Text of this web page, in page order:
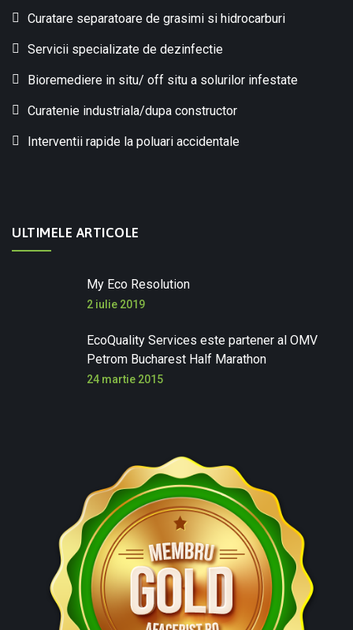
Curatare separatoare de grasimi si hidrocarburi
Servicii specializate de dezinfectie
Bioremediere in situ/ off situ a solurilor infestate
Curatenie industriala/dupa constructor
Interventii rapide la poluari accidentale
ULTIMELE ARTICOLE
My Eco Resolution
2 iulie 2019
EcoQuality Services este partener al OMV
Petrom Bucharest Half Marathon
24 martie 2015